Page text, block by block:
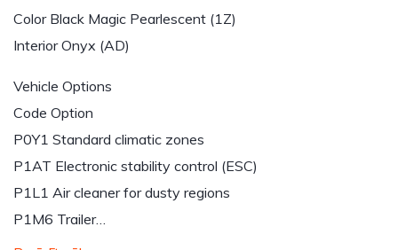
Color Black Magic Pearlescent (1Z)
Interior Onyx (AD)
Vehicle Options
Code Option
P0Y1 Standard climatic zones
P1AT Electronic stability control (ESC)
P1L1 Air cleaner for dusty regions
P1M6 Trailer…